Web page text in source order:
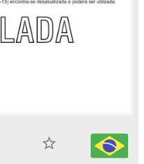
star_border